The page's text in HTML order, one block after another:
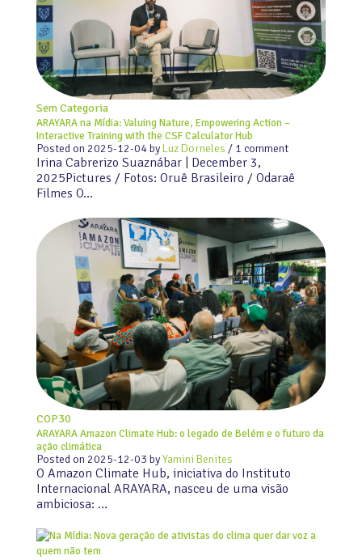
Sem Categoria
ARAYARA na Mídia: Valuing Nature, Empowering Action –
Interactive Training with the CSF Calculator Hub
Posted on 2025-12-04byLuz Dorneles / 1 comment
Irina Cabrerizo Suaznábar | December 3,
2025Pictures / Fotos: Oruê Brasileiro / Odaraê
Filmes O…
COP30
ARAYARA Amazon Climate Hub: o legado de Belém e o futuro da
ação climática
Posted on 2025-12-03 byYamini Benites
O Amazon Climate Hub, iniciativa do Instituto
Internacional ARAYARA, nasceu de uma visão
ambiciosa: …